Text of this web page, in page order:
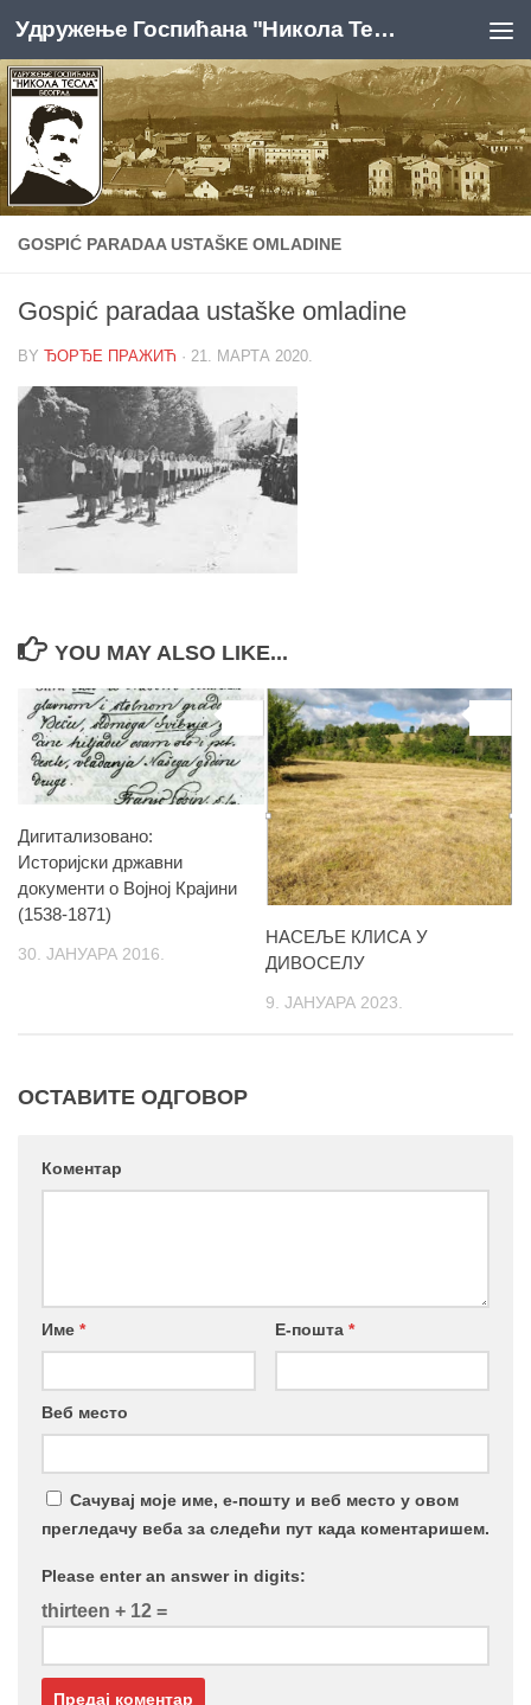
Skip to content Удружење Госпићана "Никола Тесла", Београд
GOSPIĆ PARADAA USTAŠKE OMLADINE
Gospić paradaa ustaške omladine
BY ЂОРЂЕ ПРАЖИЋ · 21. МАРТА 2020.
YOU MAY ALSO LIKE...
Дигитализовано:
Историјски државни
документи о Војној Крајини
(1538-1871)
30. ЈАНУАРА 2016.
НАСЕЉЕ КЛИСА У
ДИВОСЕЛУ
9. ЈАНУАРА 2023.
ОСТАВИТЕ ОДГОВОР
Коментар
Име * Е-пошта *
Веб место
Сачувај моје име, е-пошту и веб место у овом
прегледачу веба за следећи пут када коментаришем.
Please enter an answer in digits:
thirteen + 12 =